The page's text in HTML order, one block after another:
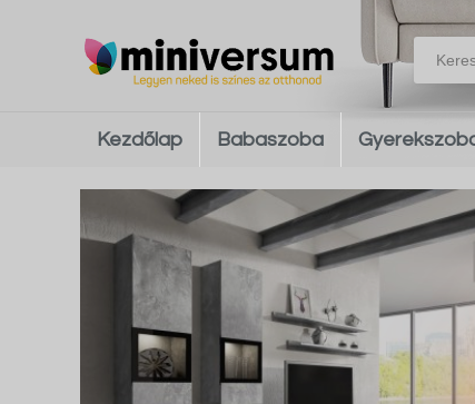
Kezdőlap Babaszoba